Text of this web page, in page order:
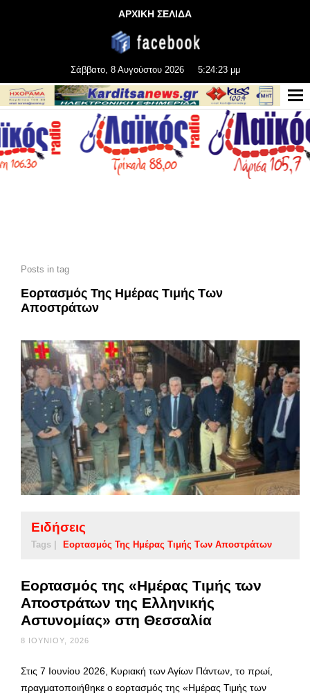
ΑΡΧΙΚΗ ΣΕΛΙΔΑ
Σάββατο, 8 Αυγούστου 2026 5:24:24 μμ
Posts in tag
Εορτασμός Της Ημέρας Τιμής Των
Αποστράτων
Ειδήσεις
Tags | Εορτασμός Της Ημέρας Τιμής Των Αποστράτων
Εορτασμός της «Ημέρας Τιμής των
Αποστράτων της Ελληνικής
Αστυνομίας» στη Θεσσαλία
8 ΙΟΥΝΊΟΥ, 2026
Στις 7 Ιουνίου 2026, Κυριακή των Αγίων Πάντων, το πρωί,
πραγματοποιήθηκε ο εορτασμός της «Ημέρας Τιμής των